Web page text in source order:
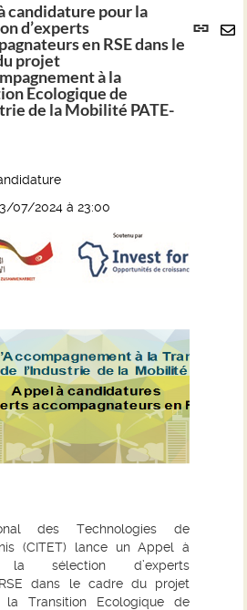
Lien
candidature pour la
d’experts
en RSE dans le
projet
à la
Ecologique de
de la Mobilité PATE-
07/2024à 23:00
des Technologies de
(CITET) lance un Appel à
la sélection d’experts
dans le cadre du projet
la Transition Ecologique de